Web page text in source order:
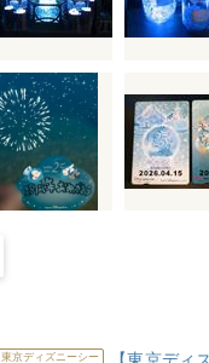
東京ディズニーシー